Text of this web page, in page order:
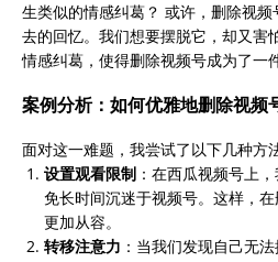
生类似的情感纠葛？ 或许，删除视频
去的回忆。我们想要摆脱它，却又害
情感纠葛，使得删除视频号成为了一
案例分析：如何优雅地删除视频
面对这一难题，我尝试了以下几种方
设置观看限制 ：在西瓜视频号上
免长时间沉迷于视频号。这样，
更加从容。
转移注意力 ：当我们发现自己无